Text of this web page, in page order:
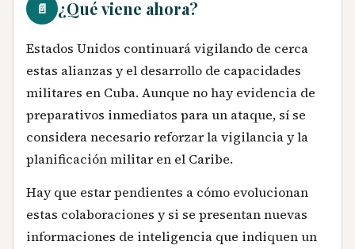
📄 ¿Qué viene ahora?
Estados Unidos continuará vigilando de cerca
estas alianzas y el desarrollo de capacidades
militares en Cuba. Aunque no hay evidencia de
preparativos inmediatos para un ataque, sí se
considera necesario reforzar la vigilancia y la
planificación militar en el Caribe.
Hay que estar pendientes a cómo evolucionan
estas colaboraciones y si se presentan nuevas
informaciones de inteligencia que indiquen un